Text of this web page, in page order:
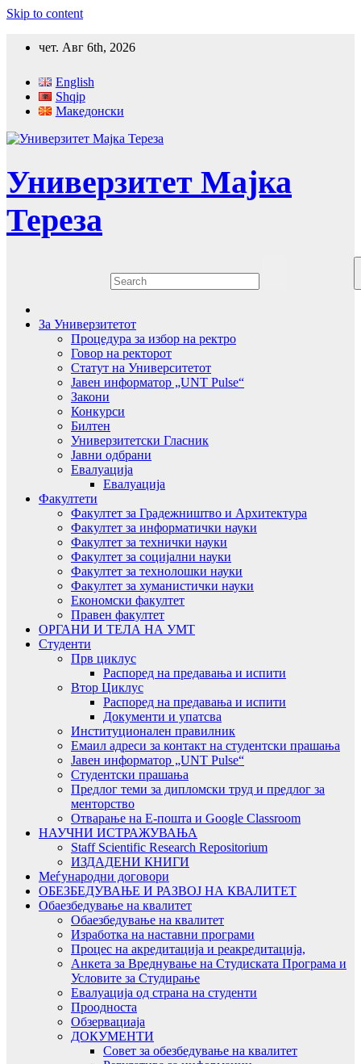
Skip to content
чет. Авг 6th, 2026
English
Shqip
Македонски
Универзитет Мајка
Тереза
За Универзитетот
Процедура за избор на ректро
Говор на ректорот
Статут на Университетот
Јавен информатор „UNT Pulse“
Закони
Конкурси
Билтен
Универзитетски Гласник
Јавни одбрани
Евалуација
Евалуација
Факултети
Факултет за Градежништво и Архитектура
Факултет за информатички науки
Факултет за технички науки
Факултет за социјални науки
Факултет за технолошки науки
Факултет за хуманистички науки
Економски факултет
Правен факултет
ОРГАНИ И ТЕЛА НА УМТ
Студенти
Прв циклус
Распоред на предавањa и испити
Втор Циклус
Распоред на предавањa и испити
Документи и упатсва
Институционален правилник
Емаил адреси за контакт на студентски прашања
Јавен информатор „UNT Pulse“
Студентски прашања
Предлог теми за дипломски труд и предлог за
менторство
Отварање на Е-пошта и Google Classroom
НАУЧНИ ИСТРАЖУВАЊА
Staff Scientific Research Repositorium
ИЗДАДЕНИ КНИГИ
Меѓународни договори
ОБЕЗБЕДУВАЊЕ И РАЗВОЈ НА КВАЛИТЕТ
Обаезбедување на квалитет
Обаезбедување на квалитет
Изработка на наставни програми
Процес на акредитација и реакредитација,
Анкета за Вреднување на Студиската Програма и
Условите за Студирање
Евалуација од страна на студенти
Проодноста
Обзервациаја
ДОКУМЕНТИ
Совет за обезбедување на квалитет